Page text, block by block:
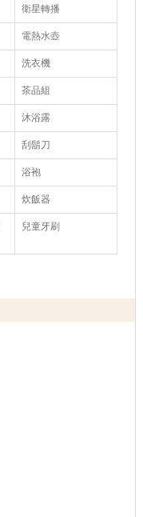
衛星轉播
電熱水壺
洗衣機
茶品組
沐浴露
刮鬍刀
浴袍
炊飯器
兒童牙刷